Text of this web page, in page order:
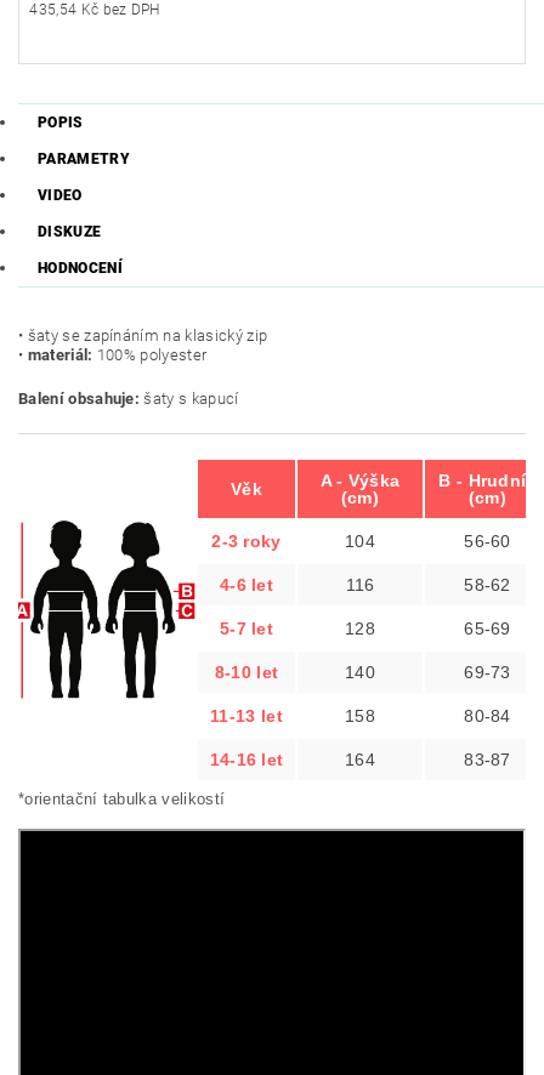
435,54 Kč bez DPH
POPIS
PARAMETRY
VIDEO
DISKUZE
HODNOCENÍ
• šaty se zapínáním na klasický zip
• materiál: 100% polyester
Balení obsahuje: šaty s kapucí
Věk
A - Výška
(cm)
B - Hrudník
(cm)
2-3 roky 104 56-60
4-6 let 116 58-62
5-7 let 128 65-69
8-10 let 140 69-73
11-13 let 158 80-84
14-16 let 164 83-87
*orientační tabulka velikostí